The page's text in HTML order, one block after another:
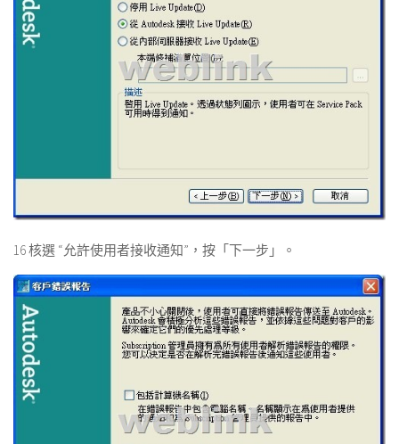
16 核選 “允許使用者接收通知”，按「下一步」。